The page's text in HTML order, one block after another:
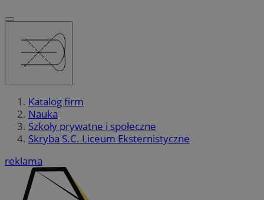
Katalog firm
Nauka
Szkoły prywatne i społeczne
Skryba S.C. Liceum Eksternistyczne
reklama